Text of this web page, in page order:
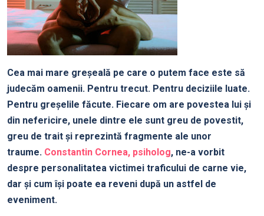
Cea mai mare greşeală pe care o putem face este să
judecăm oamenii. Pentru trecut. Pentru deciziile luate.
Pentru greşelile făcute. Fiecare om are povestea lui şi
din nefericire, unele dintre ele sunt greu de povestit,
greu de trait şi reprezintă fragmente ale unor
traume. Constantin Cornea, psiholog, ne-a vorbit
despre personalitatea victimei traficului de carne vie,
dar şi cum îşi poate ea reveni după un astfel de
eveniment.